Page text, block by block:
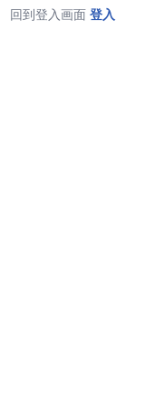
回到登入画面 登入